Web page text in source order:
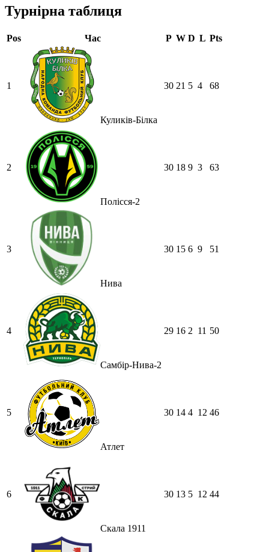
Турнірна таблиця
Pos Час P W D L Pts
1
Куликів-Білка
30 21 5 4 68
2
Полісся-2
30 18 9 3 63
3
Нива
30 15 6 9 51
4
Самбір-Нива-2
29 16 2 11 50
5
Атлет
30 14 4 12 46
6
Скала 1911
30 13 5 12 44